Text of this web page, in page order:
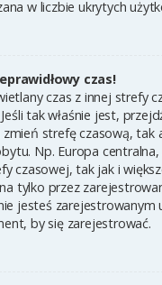
w liczbie ukrytych
czas!
czas z innej strefy
tak właśnie jest,
strefę czasową, tak
Np. Europa
czasowej, tak jak i
tylko przez
jesteś zarejestrowanym
by się zarejestrować.